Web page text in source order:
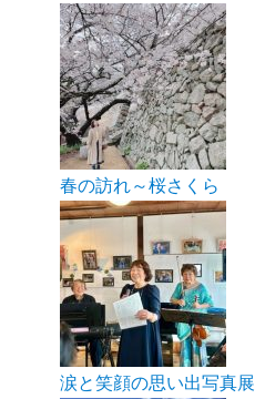
春の訪れ～桜さくら
涙と笑顔の思い出写真展